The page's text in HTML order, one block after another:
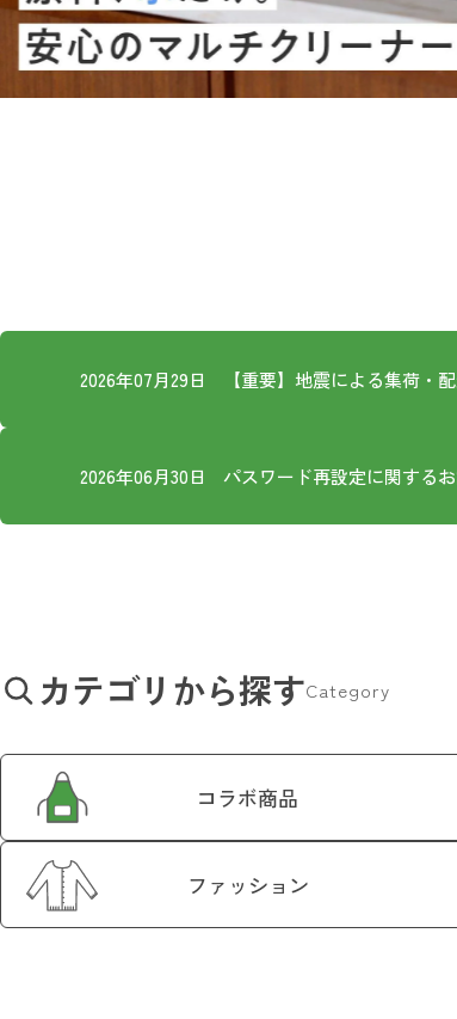
2026年07月29日 【重要】地震による集荷・
2026年06月30日 パスワード再設定に関する
カテゴリから探すCategory
コラボ商品
ファッション